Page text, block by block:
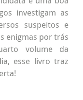
investigam as
suspeitos e
enigmas por trás
volume da
esse livro traz